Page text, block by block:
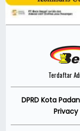
Terdaftar
DPRD Kota
Privacy